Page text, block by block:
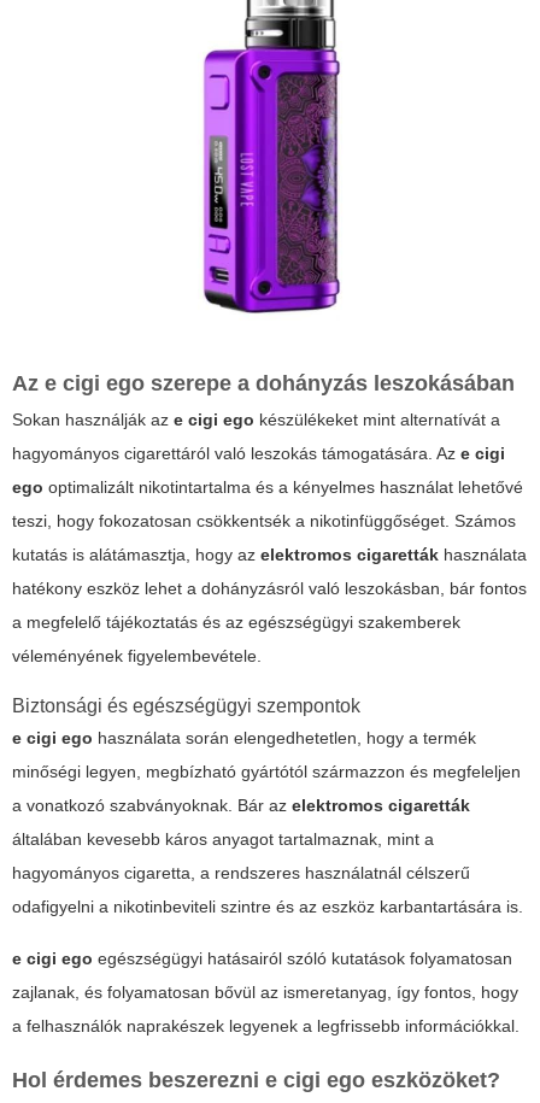
Az e cigi ego szerepe a dohányzás leszokásában
Sokan használják az e cigi ego készülékeket mint alternatívát a
hagyományos cigarettáról való leszokás támogatására. Az e cigi
ego optimalizált nikotintartalma és a kényelmes használat lehetővé
teszi, hogy fokozatosan csökkentsék a nikotinfüggőséget. Számos
kutatás is alátámasztja, hogy az elektromos cigaretták használata
hatékony eszköz lehet a dohányzásról való leszokásban, bár fontos
a megfelelő tájékoztatás és az egészségügyi szakemberek
véleményének figyelembevétele.
Biztonsági és egészségügyi szempontok
e cigi ego használata során elengedhetetlen, hogy a termék
minőségi legyen, megbízható gyártótól származzon és megfeleljen
a vonatkozó szabványoknak. Bár az elektromos cigaretták
általában kevesebb káros anyagot tartalmaznak, mint a
hagyományos cigaretta, a rendszeres használatnál célszerű
odafigyelni a nikotinbeviteli szintre és az eszköz karbantartására is.
e cigi ego egészségügyi hatásairól szóló kutatások folyamatosan
zajlanak, és folyamatosan bővül az ismeretanyag, így fontos, hogy
a felhasználók naprakészek legyenek a legfrissebb információkkal.
Hol érdemes beszerezni e cigi ego eszközöket?